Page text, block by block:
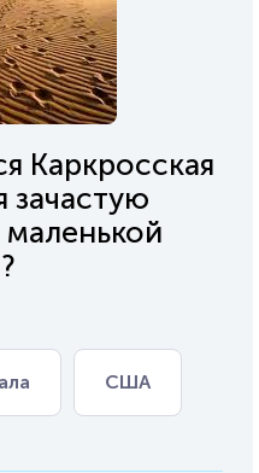
Каркросская
зачастую
США